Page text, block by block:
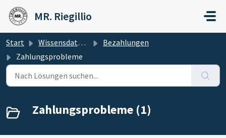
Zum hauptsächlichen Inhalt gehen
MR. Riegillio
Start Wissensdatenbank
Bezahlungen
Zahlungsprobleme
Zahlungsprobleme (1)